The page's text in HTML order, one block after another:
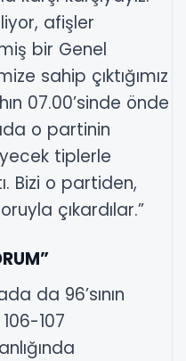
afişler
bir Genel
sahip çıktığımız
07.00’sinde önde
o partinin
tiplerle
Bizi o partiden,
çıkardılar.”
da 96’sının
107